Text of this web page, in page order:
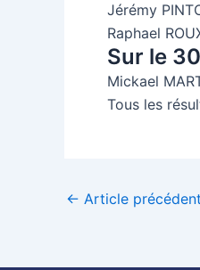
Jérémy
Raphael
Sur le
Mickael
Tous les
← Article précédent